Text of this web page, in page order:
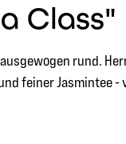
Class"
rund.
feiner Jasmintee -